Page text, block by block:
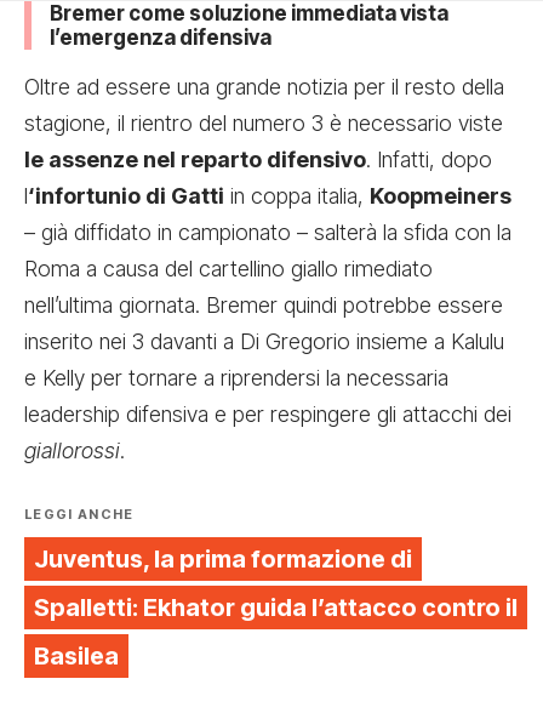
Bremer come soluzione immediata vista
l’emergenza difensiva
Oltre ad essere una grande notizia per il resto della
stagione, il rientro del numero 3 è necessario viste
le assenze nel reparto difensivo. Infatti, dopo
l‘infortunio di Gatti in coppa italia, Koopmeiners
– già diffidato in campionato – salterà la sfida con la
Roma a causa del cartellino giallo rimediato
nell’ultima giornata. Bremer quindi potrebbe essere
inserito nei 3 davanti a Di Gregorio insieme a Kalulu
e Kelly per tornare a riprendersi la necessaria
leadership difensiva e per respingere gli attacchi dei
giallorossi.
LEGGI ANCHE
Juventus, la prima formazione di
Spalletti: Ekhator guida l’attacco contro il
Basilea